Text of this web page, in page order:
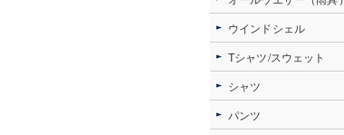
ウインドシェル
Tシャツ/スウェット
シャツ
パンツ